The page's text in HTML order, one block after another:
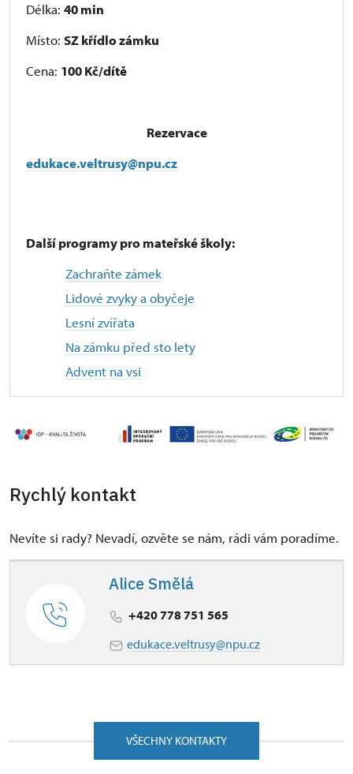
Délka: 40 min
Místo: SZ křídlo zámku
Cena: 100Kč/dítě
Rezervace
edukace.veltrusy@npu.cz
Další programy pro mateřské školy:
Zachraňte zámek
Lidové zvykya obyčeje
Lesní zvířata
Na zámku před sto lety
Advent na vsi
Rychlý kontakt
Nevíte si rady? Nevadí, ozvěte se nám, rádi vám poradíme.
Alice Smělá
+420 778 751 565
edukace.veltrusy@npu.cz
VŠECHNY KONTAKTY